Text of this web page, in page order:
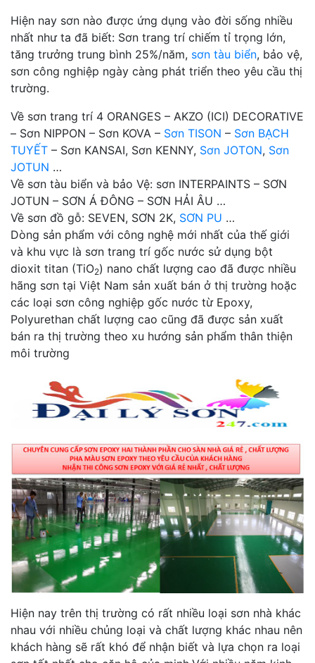
Hiện nay sơn nào được ứng dụng vào đời sống nhiều
nhất như ta đã biết: Sơn trang trí chiếm tỉ trọng lớn,
tăng trưởng trung bình 25%/năm, sơn tàu biển, bảo vệ,
sơn công nghiệp ngày càng phát triển theo yêu cầu thị
trường.
Về sơn trang trí 4 ORANGES – AKZO (ICI) DECORATIVE
– Sơn NIPPON – Sơn KOVA – Sơn TISON – Sơn BẠCH
TUYẾT – Sơn KANSAI, Sơn KENNY, Sơn JOTON, Sơn
JOTUN …
Về sơn tàu biển và bảo Vệ: sơn INTERPAINTS – SƠN
JOTUN – SƠN Á ĐÔNG – SƠN HẢI ÂU …
Về sơn đồ gỗ: SEVEN, SƠN 2K, SƠN PU …
Dòng sản phẩm với công nghệ mới nhất của thế giới
và khu vực là sơn trang trí gốc nước sử dụng bột
dioxit titan (TiO2) nano chất lượng cao đã được nhiều
hãng sơn tại Việt Nam sản xuất bán ở thị trường hoặc
các loại sơn công nghiệp gốc nước từ Epoxy,
Polyurethan chất lượng cao cũng đã được sản xuất
bán ra thị trường theo xu hướng sản phẩm thân thiện
môi trường
Hiện nay trên thị trường có rất nhiều loại sơn nhà khác
nhau với nhiều chủng loại và chất lượng khác nhau nên
khách hàng sẽ rất khó để nhận biết và lựa chọn ra loại